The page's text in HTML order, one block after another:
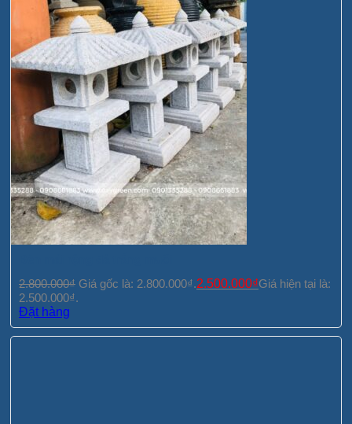
2.800.000₫ Giá gốc là: 2.800.000₫.2.500.000₫Giá hiện tại là:
2.500.000₫.
Đặt hàng